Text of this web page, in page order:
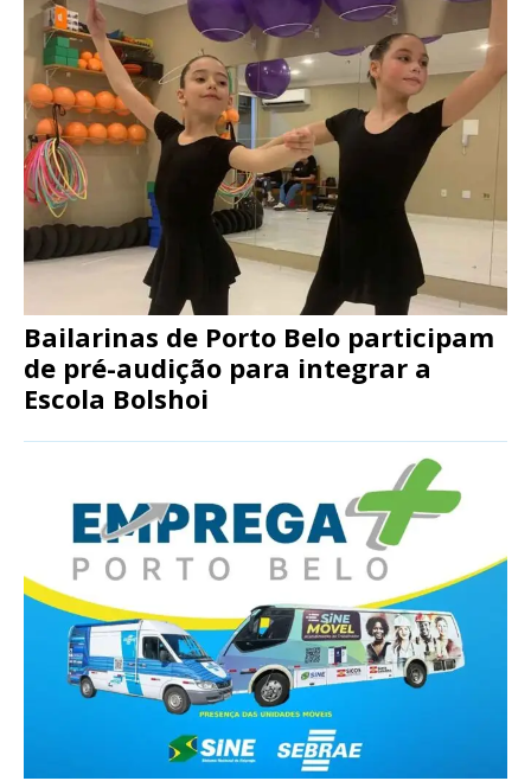
Bailarinas de Porto Belo participam
de pré-audição para integrar a
Escola Bolshoi